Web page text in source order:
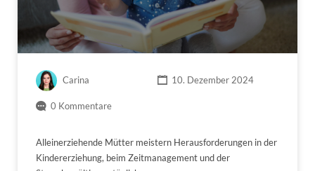
Carina 10. Dezember 2024
0 Kommentare
Alleinerziehende Mütter meistern Herausforderungen in der
Kindererziehung, beim Zeitmanagement und der